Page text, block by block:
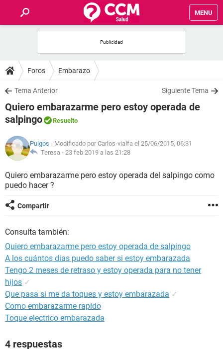
MENU
FOROS
SALUD
FAMILIA
NUTRICIÓN
SEXUALIDAD
Foros Embarazo
Tema Anterior Siguiente Tema
Quiero embarazarme pero estoy operada de
salpingo
Resuelto
Pulgos - Modificado por Carlos-vialfa el 25/06/2015, 06:31
Teresa - 23 feb 2019 a las 21:28
Quiero embarazarme pero estoy operada del salpingo como
puedo hacer ?
Compartir
Consulta también:
Quiero embarazarme pero estoy operada de salpingo
A los cuántos dias puedo saber si estoy embarazada
Tengo 2 meses de retraso y estoy operada para no tener
hijos ✓
Que pasa si me da toques y estoy embarazada ✓
Como embarazarme rapido
Toque electrico embarazada
4 respuestas